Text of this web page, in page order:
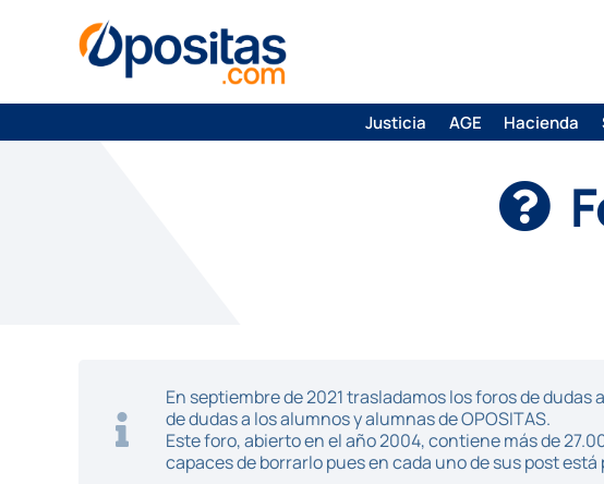
Justicia AGE Hacienda
En septiembre de 2021 trasladamos los foros de
de dudas a los alumnos y alumnas de OPOSITAS.
Este foro, abierto en el año 2004, contiene más de
capaces de borrarlo pues en cada uno de sus post